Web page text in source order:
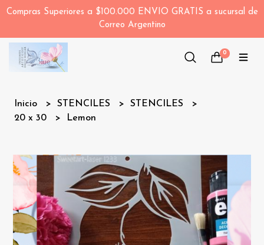
Compras Superiores a $100.000 ENVIO GRATIS a sucursal de
Correo Argentino
0
Inicio STENCILES
STENCILES
20 x 30
Lemon